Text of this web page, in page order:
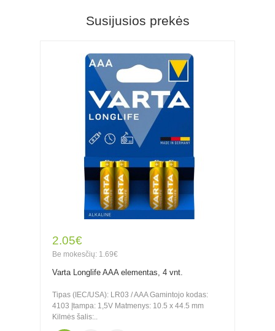
Susijusios prekės
2.05€
Be mokesčių: 1.69€
Varta Longlife AAA elementas, 4 vnt.
Tipas (IEC/USA): LR03 / AAA Gamintojo kodas:
4103 Įtampa: 1,5V Matmenys: 10.5 x 44.5 mm
Kilmės šalis:..